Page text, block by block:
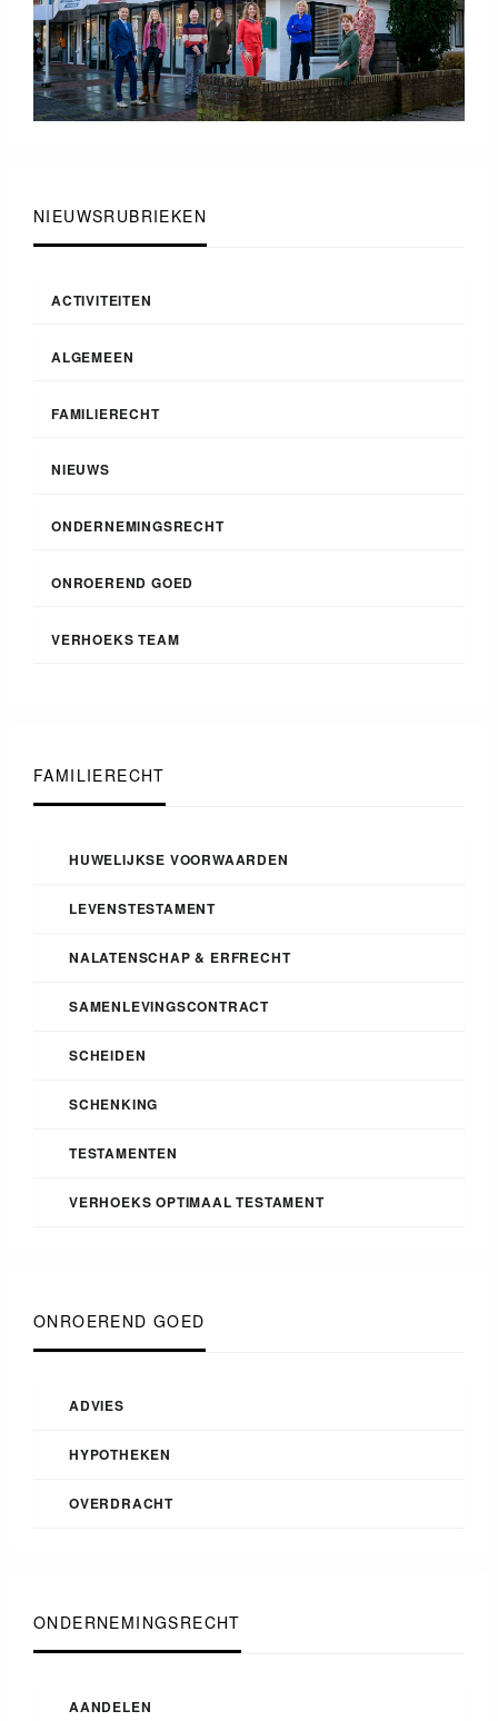
NIEUWSRUBRIEKEN
ACTIVITEITEN
ALGEMEEN
FAMILIERECHT
NIEUWS
ONDERNEMINGSRECHT
ONROEREND GOED
VERHOEKS TEAM
FAMILIERECHT
HUWELIJKSE VOORWAARDEN
LEVENSTESTAMENT
NALATENSCHAP & ERFRECHT
SAMENLEVINGSCONTRACT
SCHEIDEN
SCHENKING
TESTAMENTEN
VERHOEKS OPTIMAAL TESTAMENT
ONROEREND GOED
ADVIES
HYPOTHEKEN
OVERDRACHT
ONDERNEMINGSRECHT
AANDELEN